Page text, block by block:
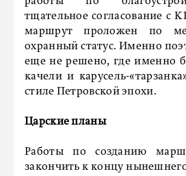
тщательное согласование с
маршрут проложен по
охранный статус. Именно
еще не решено, где именно
качели и карусель-
стиле Петровской эпохи.
Царские планы
Работы по созданию
закончить к концу